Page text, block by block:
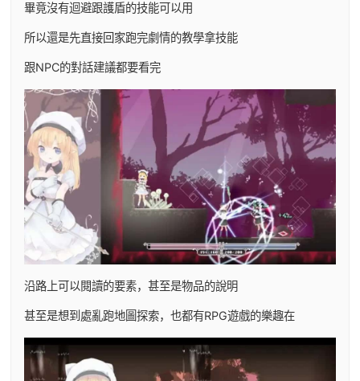
畢竟沒有迴避跟護盾的技能可以用
所以還是先直接回家跑完劇情的教學拿技能
跟NPC的對話建議都要看完
沿路上可以閱讀的要素，甚至是物品的說明
甚至是想到處亂跑地圖探索，也都有RPG遊戲的樂趣在